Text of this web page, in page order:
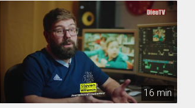
16 min